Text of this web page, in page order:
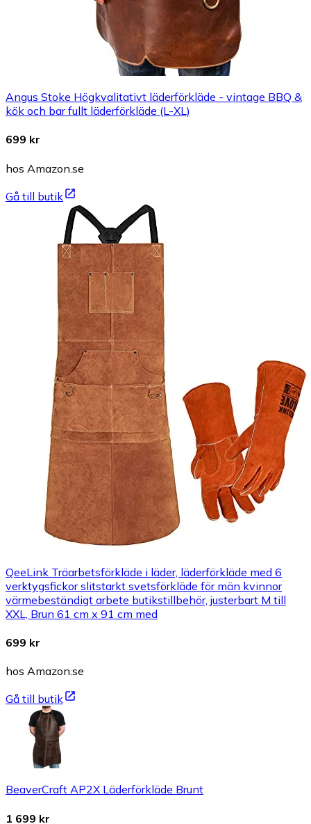
Angus Stoke Högkvalitativt läderförkläde - vintage BBQ &
kök och bar fullt läderförkläde (L-XL)
699 kr
hos Amazon.se
Gå till butik
QeeLink Träarbetsförkläde i läder, läderförkläde med 6
verktygsfickor slitstarkt svetsförkläde för män kvinnor
värmebeständigt arbete butikstillbehör, justerbart M till
XXL, Brun 61 cm x 91 cm med
699 kr
hos Amazon.se
Gå till butik
BeaverCraft AP2X Läderförkläde Brunt
1 699 kr